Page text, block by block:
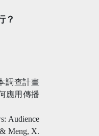
？
調查計畫
應用傳播
Audience
Meng, X.